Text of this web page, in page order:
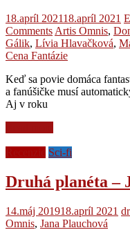
18.apríl 202118.apríl 2021
Comments Artis Omnis,
Gálik, Lívia Hlavačková,
Cena Fantázie
Keď sa povie domáca
a fanúšičke musí
Aj v roku
Sci-fi
Druhá planéta –
14.máj 201918.apríl 2021
Omnis, Jana Plauchová